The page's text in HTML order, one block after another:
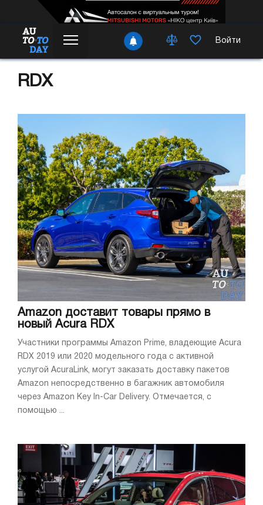
Войти
RDX
Amazon доставит товары прямо в
новый Acura RDX
Участники программы Amazon Prime, владеющие Acura
RDX 2019 или 2020 модельного года с активной
услугой AcuraLink, могут заказать доставку пакетов
Amazon непосредственно в багажник автомобиля
через Amazon Key In-Car Delivery. Отмечается, с
помощью ...